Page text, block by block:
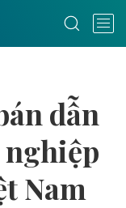
dẫn
nghiệp
Nam